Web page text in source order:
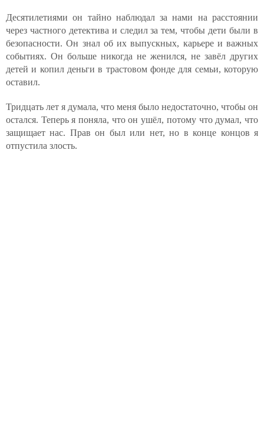
Десятилетиями он тайно наблюдал за нами на расстоянии
через частного детектива и следил за тем, чтобы дети были в
безопасности. Он знал об их выпускных, карьере и важных
событиях. Он больше никогда не женился, не завёл других
детей и копил деньги в трастовом фонде для семьи, которую
оставил.
Тридцать лет я думала, что меня было недостаточно, чтобы он
остался. Теперь я поняла, что он ушёл, потому что думал, что
защищает нас. Прав он был или нет, но в конце концов я
отпустила злость.